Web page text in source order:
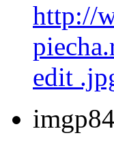
http://
edit